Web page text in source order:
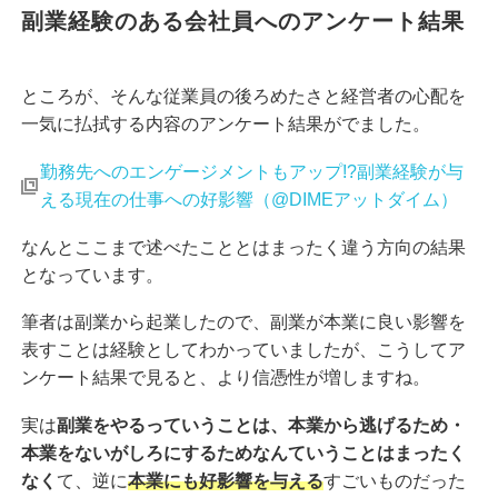
副業経験のある会社員へのアンケート結果
ところが、そんな従業員の後ろめたさと経営者の心配を
一気に払拭する内容のアンケート結果がでました。
勤務先へのエンゲージメントもアップ!?副業経験が与
える現在の仕事への好影響（@DIMEアットダイム）
なんとここまで述べたこととはまったく違う方向の結果
となっています。
筆者は副業から起業したので、副業が本業に良い影響を
表すことは経験としてわかっていましたが、こうしてア
ンケート結果で見ると、より信憑性が増しますね。
実は副業をやるっていうことは、本業から逃げるため・
本業をないがしろにするためなんていうことはまったく
なく て、逆に本業にも好影響を与えるすごいものだった